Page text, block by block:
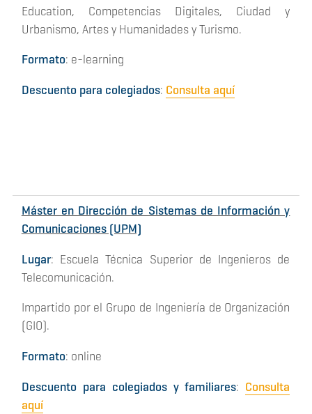
Education, Competencias Digitales, Ciudad y
Urbanismo, Artes y Humanidades y Turismo.
Formato: e-learning
Descuento para colegiados: Consulta aquí
Máster en Dirección de Sistemas de Información y
Comunicaciones (UPM)
Lugar: Escuela Técnica Superior de Ingenieros de
Telecomunicación.
Impartido por el Grupo de Ingeniería de Organización
(GIO).
Formato: online
Descuento para colegiados y familiares: Consulta
aquí